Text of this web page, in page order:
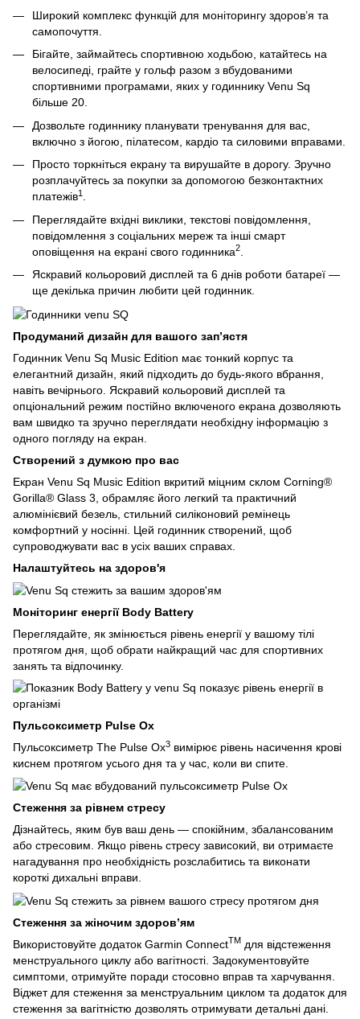
Широкий комплекс функцій для моніторингу здоров’я та
самопочуття.
Бігайте, займайтесь спортивною ходьбою, катайтесь на
велосипеді, грайте у гольф разом з вбудованими
спортивними програмами, яких у годиннику Venu Sq
більше 20.
Дозвольте годиннику планувати тренування для вас,
включно з йогою, пілатесом, кардіо та силовими вправами.
Просто торкніться екрану та вирушайте в дорогу. Зручно
розплачуйтесь за покупки за допомогою безконтактних
платежів1
Переглядайте вхідні виклики, текстові повідомлення,
повідомлення з соціальних мереж та інші смарт
оповіщення на екрані свого годинника2
Яскравий кольоровий дисплей та 6 днів роботи батареї —
ще декілька причин любити цей годинник.
Продуманий дизайн для вашого зап’ястя
Годинник Venu Sq Music Edition має тонкий корпус та
елегантний дизайн, який підходить до будь-якого вбрання,
навіть вечірнього. Яскравий кольоровий дисплей та
опціональний режим постійно включеного екрана дозволяють
вам швидко та зручно переглядати необхідну інформацію з
одного погляду на екран.
Створений з думкою про вас
Екран Venu Sq Music Edition вкритий міцним склом Corning®
Gorilla® Glass 3, обрамляє його легкий та практичний
алюмінієвий безель, стильний силіконовий ремінець
комфортний у носінні. Цей годинник створений, щоб
супроводжувати вас в усіх ваших справах.
Налаштуйтесь на здоров'я
Моніторинг енергії Body Battery
Переглядайте, як змінюється рівень енергії у вашому тілі
протягом дня, щоб обрати найкращий час для спортивних
занять та відпочинку.
Пульсоксиметр Pulse Ox
Пульсоксиметр The Pulse Ox3 вимірює рівень насичення крові
киснем протягом усього дня та у час, коли ви спите.
Стеження за рівнем стресу
Дізнайтесь, яким був ваш день — спокійним, збалансованим
або стресовим. Якщо рівень стресу зависокий, ви отримаєте
нагадування про необхідність розслабитись та виконати
короткі дихальні вправи.
Стеження за жіночим здоров’ям
Використовуйте додаток Garmin ConnectTM для відстеження
менструального циклу або вагітності. Задокументовуйте
симптоми, отримуйте поради стосовно вправ та харчування.
Віджет для стеження за менструальним циклом та додаток для
стеження за вагітністю дозволять отримувати детальні дані.